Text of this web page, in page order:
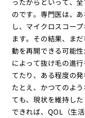
のです。専門医は、
し、マイクロスコー
ます。その結果、ま
動を再開できる可能
によって抜け毛の進
てたり、ある程度の
たとえ、かつてのよ
ても、現状を維持し
できれば、QOL（生